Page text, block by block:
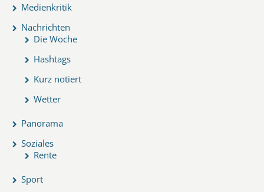
Medienkritik
Nachrichten
Die Woche
Hashtags
Kurz notiert
Wetter
Panorama
Soziales
Rente
Sport